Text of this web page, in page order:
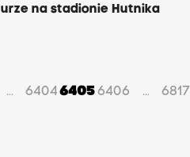
na stadionie Hutnika
... 6404 64056406 ... 6817